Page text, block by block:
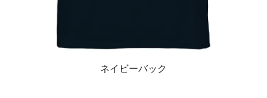
ネイビーバック